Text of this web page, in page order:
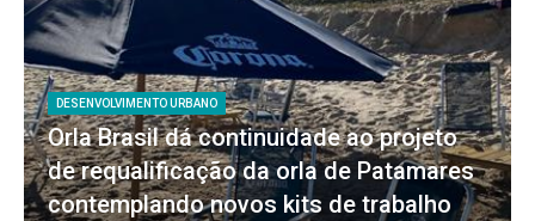
DESENVOLVIMENTO URBANO
Orla Brasil dá continuidade ao projeto
de requalificação da orla de Patamares
contemplando novos kits de trabalho